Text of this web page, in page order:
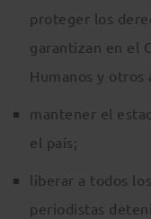
proteger los
garantizan en el
Humanos y otros
mantener el
el país;
liberar a todos
periodistas